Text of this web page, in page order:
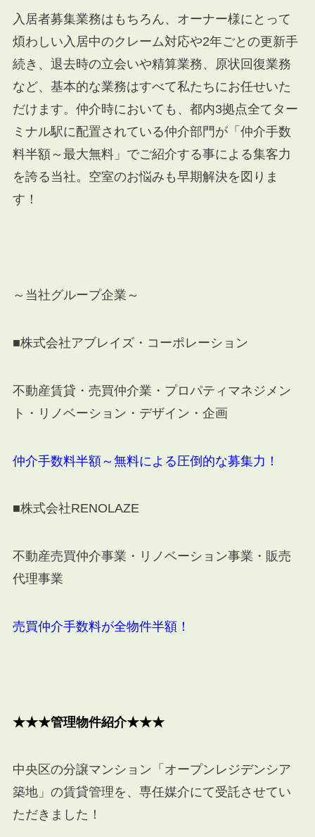
入居者募集業務はもちろん、オーナー様にとって
煩わしい入居中のクレーム対応や2年ごとの更新手
続き、退去時の立会いや精算業務、原状回復業務
など、基本的な業務はすべて私たちにお任せいた
だけます。仲介時においても、都内3拠点全てター
ミナル駅に配置されている仲介部門が「仲介手数
料半額～最大無料」でご紹介する事による集客力
を誇る当社。空室のお悩みも早期解決を図りま
す！
～当社グループ企業～
■株式会社アブレイズ・コーポレーション
不動産賃貸・売買仲介業・プロパティマネジメン
ト・リノベーション・デザイン・企画
仲介手数料半額～無料による圧倒的な募集力！
■株式会社RENOLAZE
不動産売買仲介事業・リノベーション事業・販売
代理事業
売買仲介手数料が全物件半額！
★★★管理物件紹介★★★
中央区の分譲マンション「オープンレジデンシア
築地」の賃貸管理を、専任媒介にて受託させてい
ただきました！